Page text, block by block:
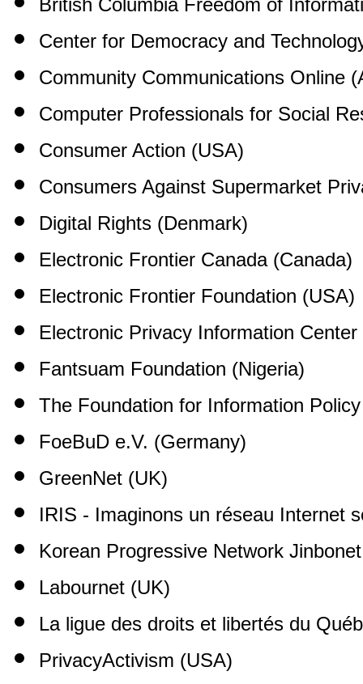
British Columbia Freedom of
Center for Democracy and
Community Communications Online
Computer Professionals for Social
Consumer Action (USA)
Consumers Against Supermarket
Digital Rights (Denmark)
Electronic Frontier Canada (Canada)
Electronic Frontier Foundation (USA)
Electronic Privacy Information Center
Fantsuam Foundation (Nigeria)
The Foundation for Information
FoeBuD e.V. (Germany)
GreenNet (UK)
IRIS - Imaginons un réseau Internet
Korean Progressive Network
Labournet (UK)
La ligue des droits et libertés du
PrivacyActivism (USA)